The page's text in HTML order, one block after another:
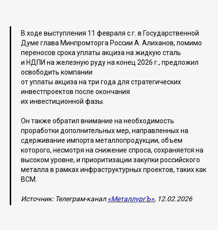
В ходе выступления 11 февраля с.г. в Государственной
Думе глава Минпромторга России А. Алиханов, помимо
переносов срока уплаты акциза на жидкую сталь
и НДПИ на железную руду на конец 2026 г., предложил
освободить компании
от уплаты акциза на три года для стратегических
инвестпроектов после окончания
их инвестиционной фазы.
Он также обратил внимание на необходимость
проработки дополнительных мер, направленных на
сдерживание импорта металлопродукции, объем
которого, несмотря на снижение спроса, сохраняется на
высоком уровне, и приоритизации закупки российского
металла в рамках инфраструктурных проектов, таких как
ВСМ.
Источник: Телеграм-канал«МеталлургЪ», 12.02.2026